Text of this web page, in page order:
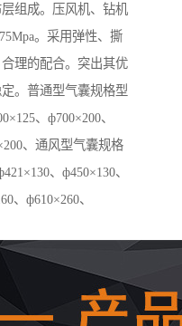
组成。压风机、钻机
。采用弹性、撕
理的配合。突出其优
。普通型气囊规格型
、ф700×200、
、通风型气囊规格
、ф450×130、
、ф610×260、